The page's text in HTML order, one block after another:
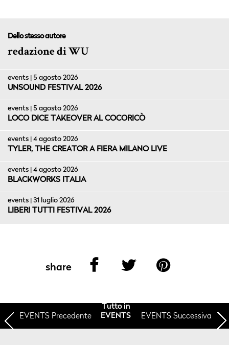
Dello stesso autore
redazione di WU
events | 5 agosto 2026
UNSOUND FESTIVAL 2026
events | 5 agosto 2026
LOCO DICE TAKEOVER AL COCORICÒ
events | 4 agosto 2026
TYLER, THE CREATOR A FIERA MILANO LIVE
events | 4 agosto 2026
BLACKWORKS ITALIA
events | 31 luglio 2026
LIBERI TUTTI FESTIVAL 2026
share
EVENTS Precedente
Tutto in
EVENTS
EVENTS Successiva